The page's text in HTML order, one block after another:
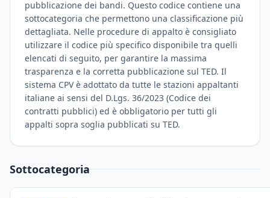
pubblicazione dei bandi. Questo codice contiene una
sottocategoria che permettono una classificazione più
dettagliata. Nelle procedure di appalto è consigliato
utilizzare il codice più specifico disponibile tra quelli
elencati di seguito, per garantire la massima
trasparenza e la corretta pubblicazione sul TED. Il
sistema CPV è adottato da tutte le stazioni appaltanti
italiane ai sensi del D.Lgs. 36/2023 (Codice dei
contratti pubblici) ed è obbligatorio per tutti gli
appalti sopra soglia pubblicati su TED.
Sottocategoria